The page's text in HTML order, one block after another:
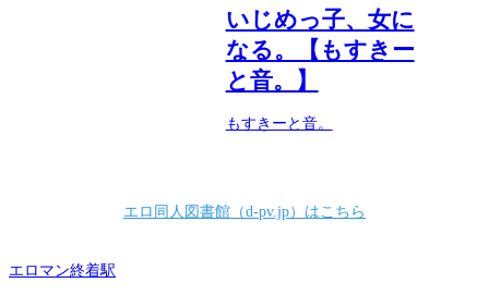
いじめっ子、女に
なる。【もすきー
と音。】
もすきーと音。
エロ同人図書館（d-pv.jp）はこちら
エロマン終着駅